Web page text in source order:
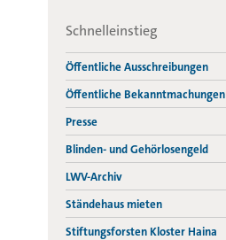
Schnelleinstieg
Öffentliche Ausschreibungen
Öffentliche Bekanntmachungen
Presse
Blinden- und Gehörlosengeld
LWV-Archiv
Ständehaus mieten
Stiftungsforsten Kloster Haina